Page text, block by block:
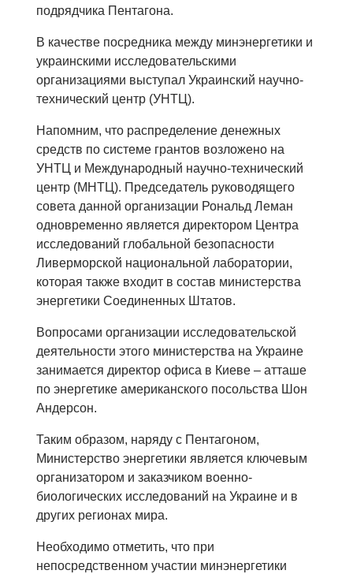
подрядчика Пентагона.
В качестве посредника между минэнергетики и
украинскими исследовательскими
организациями выступал Украинский научно-
технический центр (УНТЦ).
Напомним, что распределение денежных
средств по системе грантов возложено на
УНТЦ и Международный научно-технический
центр (МНТЦ). Председатель руководящего
совета данной организации Рональд Леман
одновременно является директором Центра
исследований глобальной безопасности
Ливерморской национальной лаборатории,
которая также входит в состав министерства
энергетики Соединенных Штатов.
Вопросами организации исследовательской
деятельности этого министерства на Украине
занимается директор офиса в Киеве – атташе
по энергетике американского посольства Шон
Андерсон.
Таким образом, наряду с Пентагоном,
Министерство энергетики является ключевым
организатором и заказчиком военно-
биологических исследований на Украине и в
других регионах мира.
Необходимо отметить, что при
непосредственном участии минэнергетики